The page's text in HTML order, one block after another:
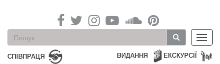
Пошукова
форма
Пошук
СПІВПРАЦЯ ЕКСКУРСІЇ
ВИДАННЯ